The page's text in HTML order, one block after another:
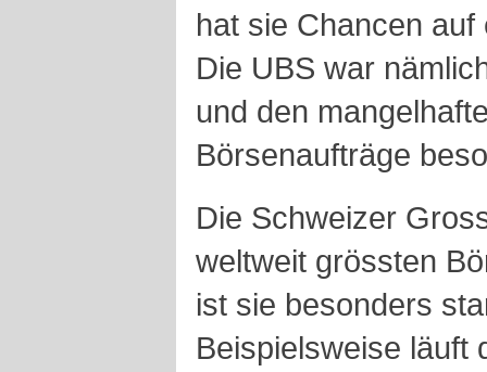
hat sie Chancen
Die UBS war
und den
Börsenaufträge
Die Schweizer
weltweit grössten
ist sie besonders
Beispielsweise läuft